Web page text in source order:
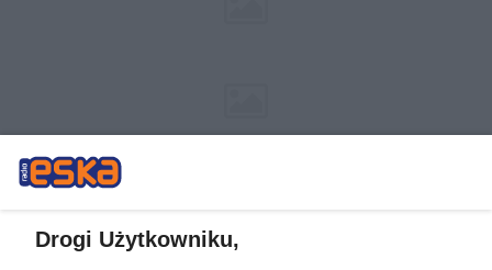
Drogi Użytkowniku,